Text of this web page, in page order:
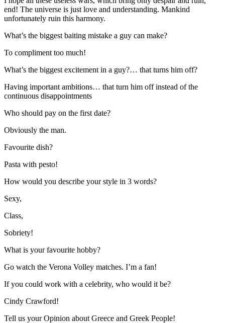
end! The universe is just love and understanding. Mankind
unfortunately ruin this harmony.
What’s the biggest baiting mistake a guy can make?
To compliment too much!
What’s the biggest excitement in a guy?… that turns him off?
Having important ambitions… that turn him off instead of the
continuous disappointments
Who should pay on the first date?
Obviously the man.
Favourite dish?
Pasta with pesto!
How would you describe your style in 3 words?
Sexy,
Class,
Sobriety!
What is your favourite hobby?
Go watch the Verona Volley matches. I’m a fan!
If you could work with a celebrity, who would it be?
Cindy Crawford!
Tell us your Opinion about Greece and Greek People!